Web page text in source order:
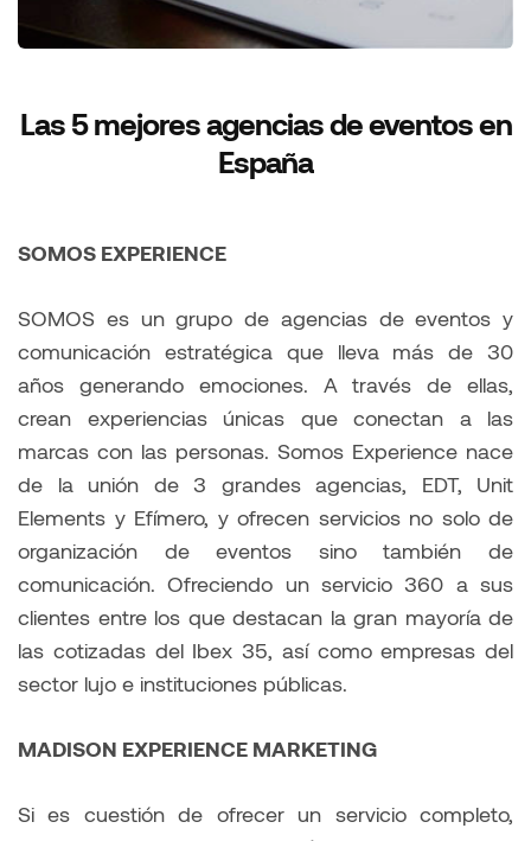
Las 5 mejores agencias de eventos en
España
SOMOS EXPERIENCE
SOMOS es un grupo de agencias de eventos y
comunicación estratégica que lleva más de 30
años generando emociones. A través de ellas,
crean experiencias únicas que conectan a las
marcas con las personas. Somos Experience nace
de la unión de 3 grandes agencias, EDT, Unit
Elements y Efímero, y ofrecen servicios no solo de
organización de eventos sino también de
comunicación. Ofreciendo un servicio 360 a sus
clientes entre los que destacan la gran mayoría de
las cotizadas del Ibex 35, así como empresas del
sector lujo e instituciones públicas.
MADISON EXPERIENCE MARKETING
Si es cuestión de ofrecer un servicio completo,